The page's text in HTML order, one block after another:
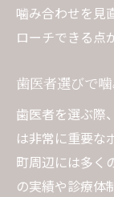
噛み合わせを見
ローチできる点
歯医者選びで
歯医者を選ぶ際
は非常に重要な
町周辺には多く
の実績や診療体